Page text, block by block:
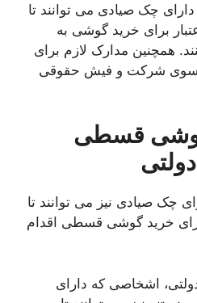
چک صیادی می توانند تا
اعتبار برای خرید گوشی به
همچنین مدارک لازم برای
سوی شرکت و فیش حقوقی
قسطی
چک صیادی نیز می توانند تا
برای خرید گوشی قسطی اقدام
اشخاصی که دارای